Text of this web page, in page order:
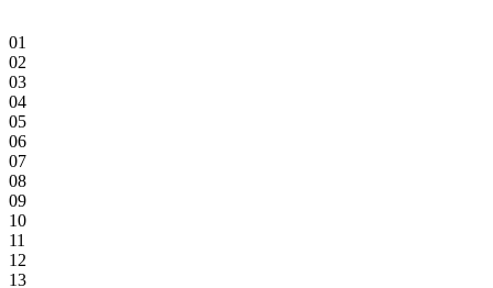
01
02
03
04
05
06
07
08
09
10
11
12
13